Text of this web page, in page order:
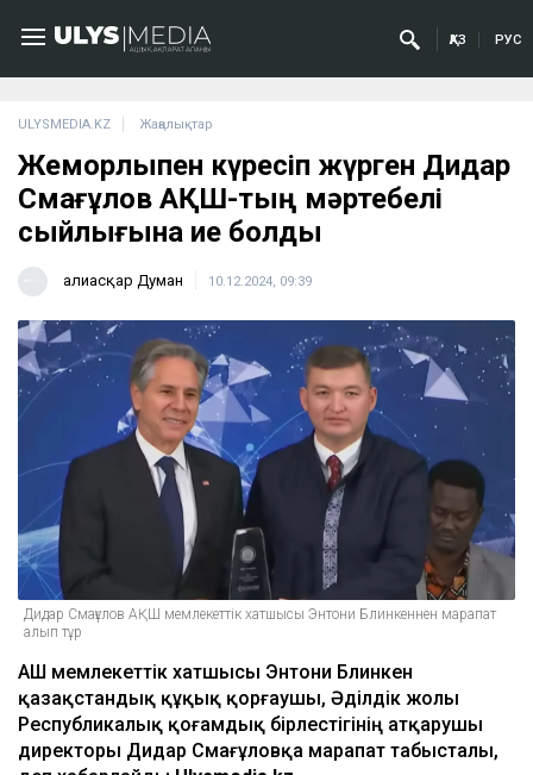
ҚАЗ РУС
ULYSMEDIA.KZ Жаңалықтар
Жемқорлықпен күресіп жүрген Дидар
Смағұлов АҚШ-тың мәртебелі
сыйлығына ие болды
Ғалиасқар Думан 10.12.2024, 09:39
Дидар Смағұлов АҚШ мемлекеттік хатшысы Энтони Блинкеннен марапат
алып тұр
АҚШ мемлекеттік хатшысы Энтони Блинкен
қазақстандық құқық қорғаушы, Әділдік жолы
Республикалық қоғамдық бірлестігінің атқарушы
директоры Дидар Смағұловқа марапат табысталы,